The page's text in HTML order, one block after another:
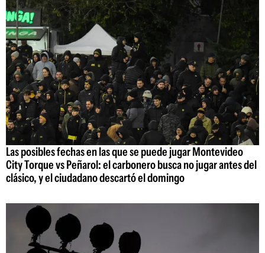
Las posibles fechas en las que se puede jugar Montevideo
City Torque vs Peñarol: el carbonero busca no jugar antes del
clásico, y el ciudadano descartó el domingo